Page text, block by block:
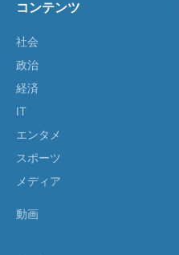
コンテンツ
社会
政治
経済
IT
エンタメ
スポーツ
メディア
動画